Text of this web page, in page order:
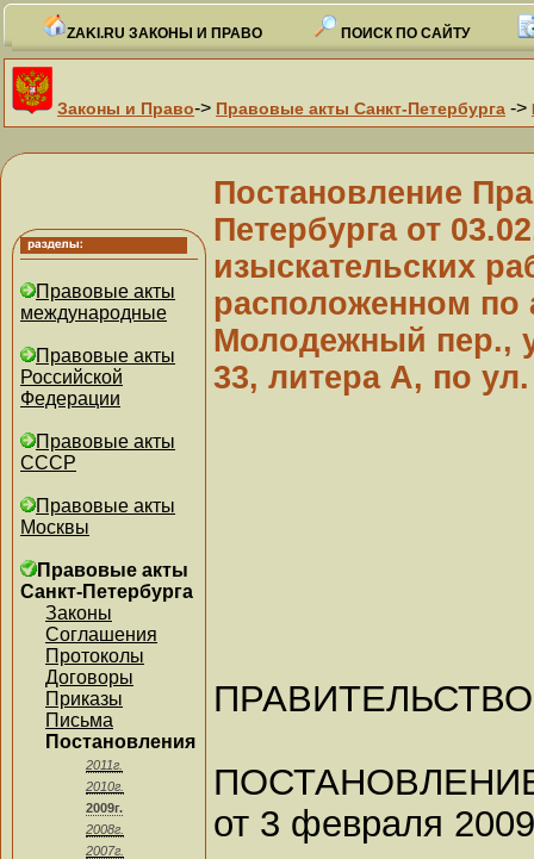
ZAKI.RU ЗАКОНЫ И ПРАВО ПОИСК ПО САЙТУ
Законы и Право-> Правовые акты Санкт-Петербурга ->
Правовые акты
международные
Правовые акты
Российской
Федерации
Правовые акты
СССР
Правовые акты
Москвы
Правовые акты
Санкт-Петербурга
Законы
Соглашения
Протоколы
Договоры
Приказы
Письма
Постановления
2011г.
2010г.
2009г.
2008г.
2007г.
Постановление
Петербурга от
изыскательских
расположенном по
Молодежный пер.,
33, литера А, по
от 3 февраля